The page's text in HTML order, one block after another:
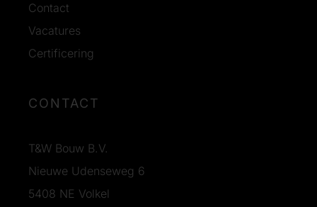
Contact
Vacatures
Certificering
CONTACT
T&W Bouw B.V.
Nieuwe Udenseweg 6
5408 NE Volkel